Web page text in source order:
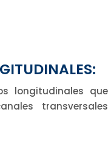
longitudinales que
transversales